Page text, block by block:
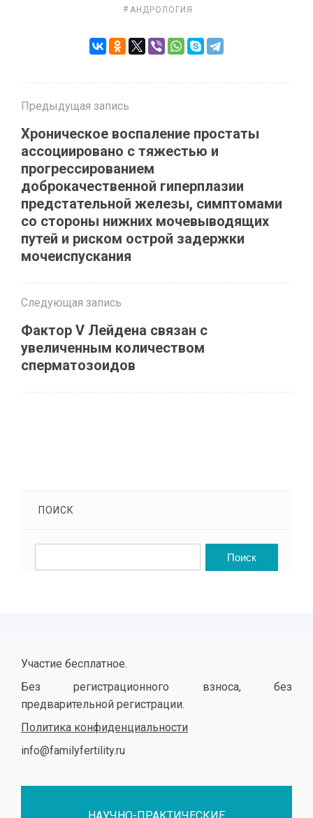
АНДРОЛОГИЯ
Предыдущая запись
Хроническое воспаление простаты
ассоциировано с тяжестью и
прогрессированием
доброкачественной гиперплазии
предстательной железы, симптомами
со стороны нижних мочевыводящих
путей и риском острой задержки
мочеиспускания
Следующая запись
Фактор V Лейдена связан с
увеличенным количеством
сперматозоидов
ПОИСК
Участие бесплатное.
Без регистрационного взноса, без
предварительной регистрации.
Политика конфиденциальности
info@familyfertility.ru